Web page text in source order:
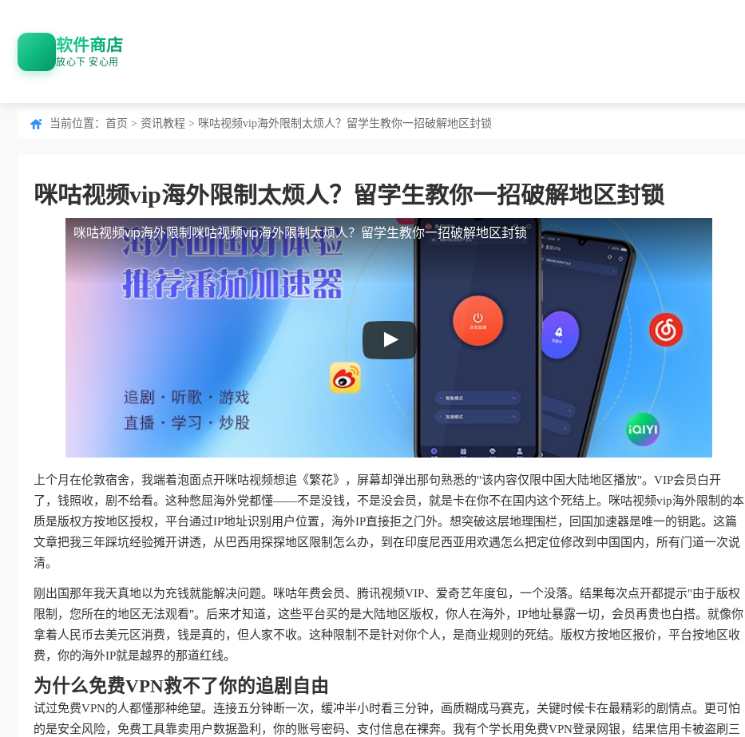
软件商店
放心下 安心用
当前位置： 首页 > 资讯教程 > 咪咕视频vip海外限制太烦人？留学生教你一招破解地区封锁
咪咕视频vip海外限制太烦人？留学生教你一招破解地区封锁
咪咕视频vip海外限制咪咕视频vip海外限制太烦人？留学生教你一招破解地区封锁
上个月在伦敦宿舍，我端着泡面点开咪咕视频想追《繁花》，屏幕却弹出那句熟悉的"该内容仅限中国大陆地区播放"。VIP会员白开
了，钱照收，剧不给看。这种憋屈海外党都懂——不是没钱，不是没会员，就是卡在你不在国内这个死结上。咪咕视频vip海外限制的本
质是版权方按地区授权，平台通过IP地址识别用户位置，海外IP直接拒之门外。想突破这层地理围栏，回国加速器是唯一的钥匙。这篇
文章把我三年踩坑经验摊开讲透，从巴西用探探地区限制怎么办，到在印度尼西亚用欢遇怎么把定位修改到中国国内，所有门道一次说
清。
刚出国那年我天真地以为充钱就能解决问题。咪咕年费会员、腾讯视频VIP、爱奇艺年度包，一个没落。结果每次点开都提示"由于版权
限制，您所在的地区无法观看"。后来才知道，这些平台买的是大陆地区版权，你人在海外，IP地址暴露一切，会员再贵也白搭。就像你
拿着人民币去美元区消费，钱是真的，但人家不收。这种限制不是针对你个人，是商业规则的死结。版权方按地区报价，平台按地区收
费，你的海外IP就是越界的那道红线。
为什么免费VPN救不了你的追剧自由
试过免费VPN的人都懂那种绝望。连接五分钟断一次，缓冲半小时看三分钟，画质糊成马赛克，关键时候卡在最精彩的剧情点。更可怕
的是安全风险，免费工具靠卖用户数据盈利，你的账号密码、支付信息在裸奔。我有个学长用免费VPN登录网银，结果信用卡被盗刷三